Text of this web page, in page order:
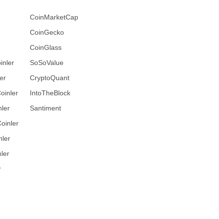
CoinMarketCap
CoinGecko
CoinGlass
SoSoValue
CryptoQuant
IntoTheBlock
Santiment